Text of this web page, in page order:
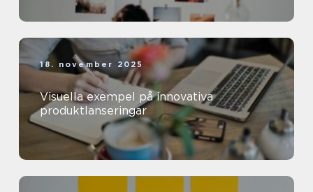
18. november 2025
Visuella exempel på innovativa
produktlanseringar